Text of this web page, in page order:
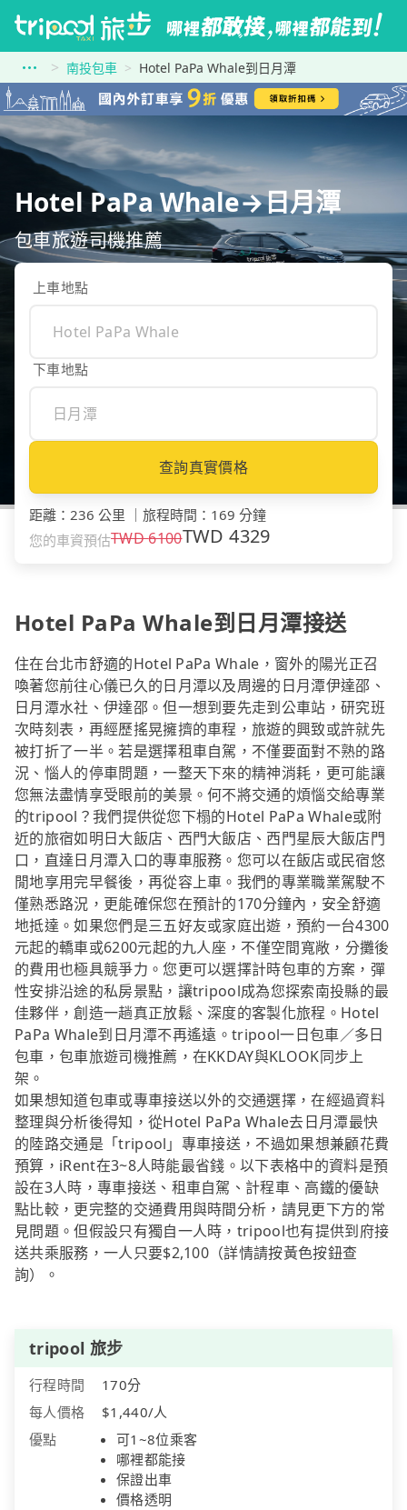
南投包車 Hotel PaPa Whale到日月潭
Hotel PaPa Whale→日月潭
包車旅遊司機推薦
上車地點
下車地點
查詢真實價格
距離 ： 236 公里 旅程時間 ： 169 分鐘
您的車資預估TWD6100TWD4329
Hotel PaPa Whale到日月潭接送
住在台北市舒適的Hotel PaPa Whale，窗外的陽光正召
喚著您前往心儀已久的日月潭以及周邊的日月潭伊達邵、
日月潭水社、伊達邵。但一想到要先走到公車站，研究班
次時刻表，再經歷搖晃擁擠的車程，旅遊的興致或許就先
被打折了一半。若是選擇租車自駕，不僅要面對不熟的路
況、惱人的停車問題，一整天下來的精神消耗，更可能讓
您無法盡情享受眼前的美景。何不將交通的煩惱交給專業
的tripool？我們提供從您下榻的Hotel PaPa Whale或附
近的旅宿如明日大飯店、西門大飯店、西門星辰大飯店門
口，直達日月潭入口的專車服務。您可以在飯店或民宿悠
閒地享用完早餐後，再從容上車。我們的專業職業駕駛不
僅熟悉路況，更能確保您在預計的170分鐘內，安全舒適
地抵達。如果您們是三五好友或家庭出遊，預約一台4300
元起的轎車或6200元起的九人座，不僅空間寬敞，分攤後
的費用也極具競爭力。您更可以選擇計時包車的方案，彈
性安排沿途的私房景點，讓tripool成為您探索南投縣的最
佳夥伴，創造一趟真正放鬆、深度的客製化旅程。Hotel
PaPa Whale到日月潭不再遙遠。tripool一日包車／多日
包車，包車旅遊司機推薦，在KKDAY與KLOOK同步上
架。
如果想知道包車或專車接送以外的交通選擇，在經過資料
整理與分析後得知，從Hotel PaPa Whale去日月潭最快
的陸路交通是「tripool」專車接送，不過如果想兼顧花費
預算，iRent在3~8人時能最省錢。以下表格中的資料是預
設在3人時，專車接送、租車自駕、計程車、高鐵的優缺
點比較，更完整的交通費用與時間分析，請見更下方的常
見問題。但假設只有獨自一人時，tripool也有提供到府接
送共乘服務，一人只要$2,100（詳情請按黃色按鈕查
詢）。
tripool 旅步
行程時間
170分
每人價格
$1,440/人
優點
可1~8位乘客
哪裡都能接
保證出車
價格透明